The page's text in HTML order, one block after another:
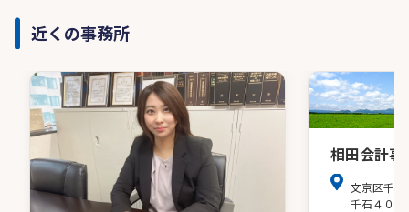
近くの事務所
相田会計事
文京区千石
千石４０３